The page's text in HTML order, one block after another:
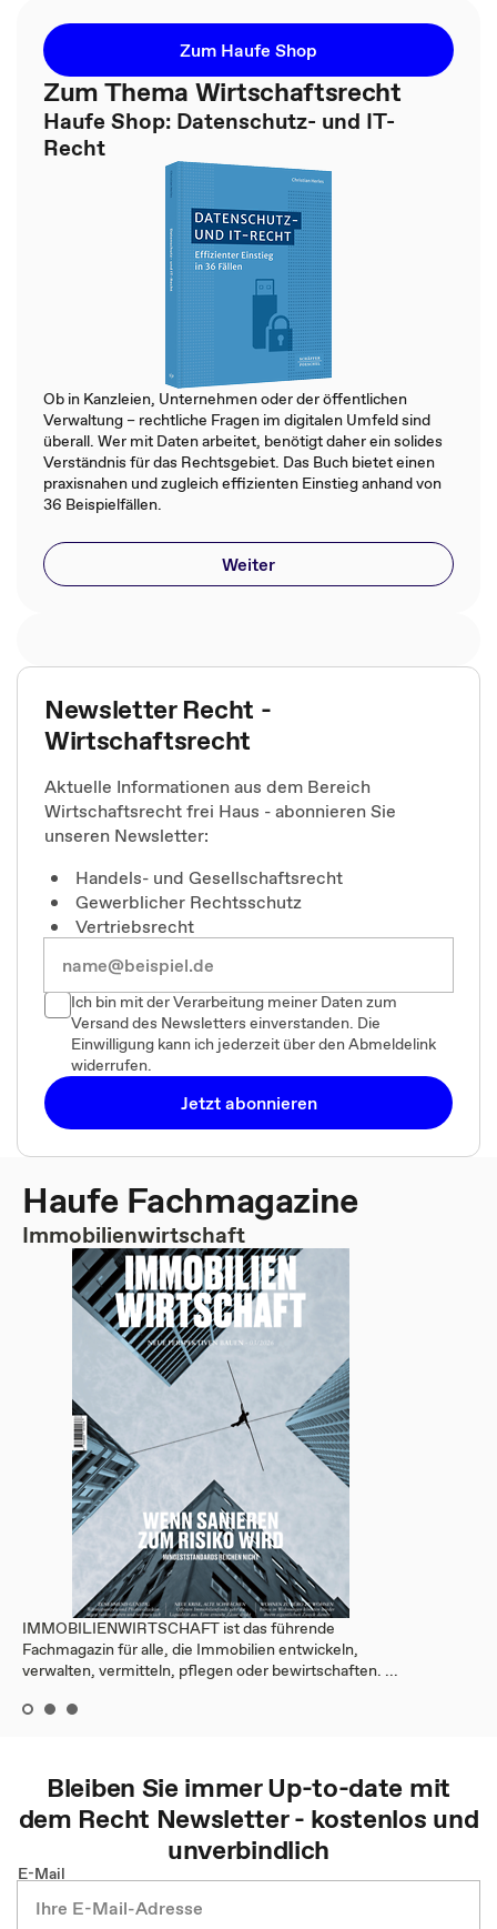
Zum Haufe Shop
Zum Thema Wirtschaftsrecht
Haufe Shop: Datenschutz- und IT-
Recht
Ob in Kanzleien, Unternehmen oder der öffentlichen
Verwaltung – rechtliche Fragen im digitalen Umfeld sind
überall. Wer mit Daten arbeitet, benötigt daher ein solides
Verständnis für das Rechtsgebiet. Das Buch bietet einen
praxisnahen und zugleich effizienten Einstieg anhand von
36 Beispielfällen.
Weiter
Newsletter Recht -
Wirtschaftsrecht
Aktuelle Informationen aus dem Bereich
Wirtschaftsrecht frei Haus - abonnieren Sie
unseren Newsletter:
Handels- und Gesellschaftsrecht
Gewerblicher Rechtsschutz
Vertriebsrecht
Ich bin mit der Verarbeitung meiner Daten zum
Versand des Newsletters einverstanden. Die
Einwilligung kann ich jederzeit über den Abmeldelink
widerrufen.
Jetzt abonnieren
Haufe Fachmagazine
Immobilienwirtschaft
IMMOBILIENWIRTSCHAFT ist das führende
Fachmagazin für alle, die Immobilien entwickeln,
verwalten, vermitteln, pflegen oder bewirtschaften. ...
Bleiben Sie immer Up-to-date mit
dem Recht Newsletter - kostenlos und
unverbindlich
E-Mail